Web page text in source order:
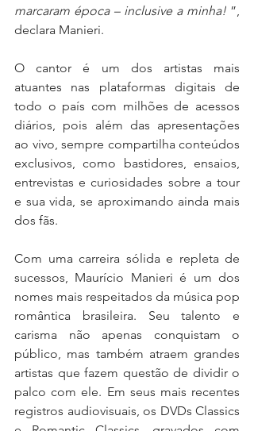
marcaram época – inclusive a minha! ”,
declara Manieri.
O cantor é um dos artistas mais
atuantes nas plataformas digitais de
todo o país com milhões de acessos
diários, pois além das apresentações
ao vivo, sempre compartilha conteúdos
exclusivos, como bastidores, ensaios,
entrevistas e curiosidades sobre a tour
e sua vida, se aproximando ainda mais
dos fãs.
Com uma carreira sólida e repleta de
sucessos, Maurício Manieri é um dos
nomes mais respeitados da música pop
romântica brasileira. Seu talento e
carisma não apenas conquistam o
público, mas também atraem grandes
artistas que fazem questão de dividir o
palco com ele. Em seus mais recentes
registros audiovisuais, os DVDs Classics